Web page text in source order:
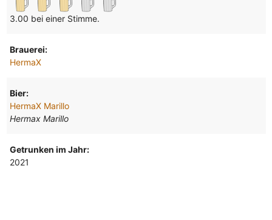
3.00 bei einer Stimme.
Brauerei:
HermaX
Bier:
HermaX Marillo
Hermax Marillo
Getrunken im Jahr:
2021